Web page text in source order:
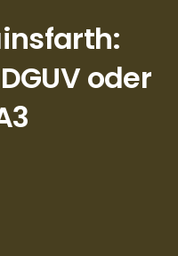
oder